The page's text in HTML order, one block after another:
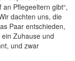
Pflegeeltern gibt“,
dachten uns, die
Paar entschieden,
Zuhause und
und zwar